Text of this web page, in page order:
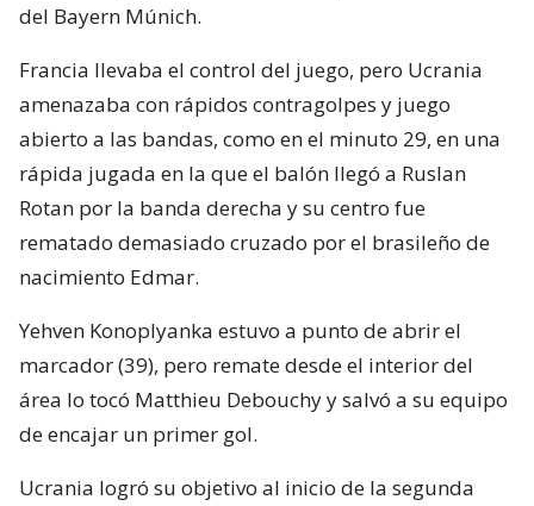
del Bayern Múnich.
Francia llevaba el control del juego, pero Ucrania
amenazaba con rápidos contragolpes y juego
abierto a las bandas, como en el minuto 29, en una
rápida jugada en la que el balón llegó a Ruslan
Rotan por la banda derecha y su centro fue
rematado demasiado cruzado por el brasileño de
nacimiento Edmar.
Yehven Konoplyanka estuvo a punto de abrir el
marcador (39), pero remate desde el interior del
área lo tocó Matthieu Debouchy y salvó a su equipo
de encajar un primer gol.
Ucrania logró su objetivo al inicio de la segunda